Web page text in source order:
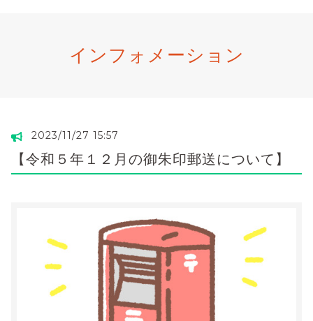
インフォメーション
2023/11/27 15:57
【令和５年１２月の御朱印郵送について】